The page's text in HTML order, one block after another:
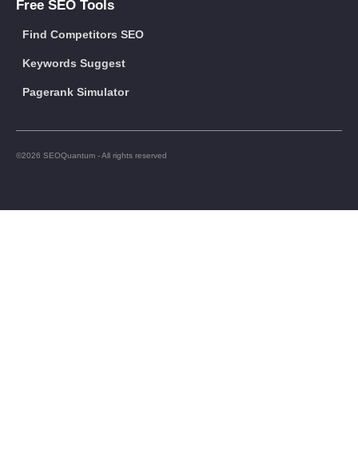
Free SEO Tools
Find Competitors SEO
Keywords Suggest
Pagerank Simulator
©2026 SEOQuantum - All rights reserved